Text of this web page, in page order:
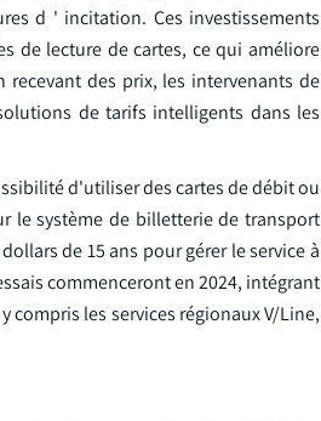
d ' incitation. Ces investissements
de lecture de cartes, ce qui améliore
recevant des prix, les intervenants de
de tarifs intelligents dans les
d'utiliser des cartes de débit ou
le système de billetterie de transport
de 15 ans pour gérer le service à
commenceront en 2024, intégrant
compris les services régionaux V/Line,